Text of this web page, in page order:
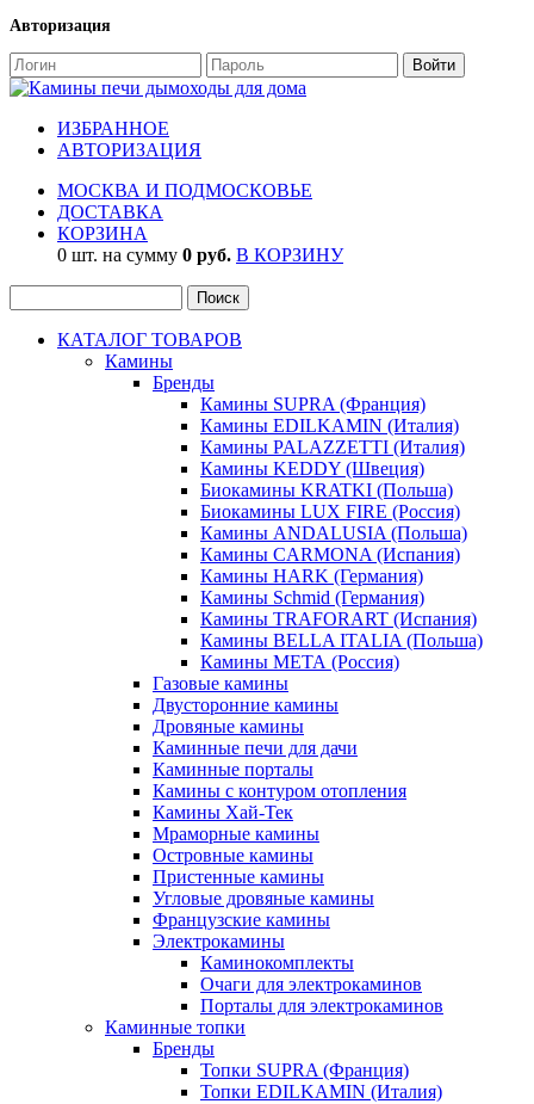
Авторизация
ИЗБРАННОЕ
АВТОРИЗАЦИЯ
МОСКВА И ПОДМОСКОВЬЕ
ДОСТАВКА
КОРЗИНА
0 шт. на сумму 0 руб. В КОРЗИНУ
КАТАЛОГ ТОВАРОВ
Камины
Бренды
Камины SUPRA (Франция)
Камины EDILKAMIN (Италия)
Камины PALAZZETTI (Италия)
Камины KEDDY (Швеция)
Биокамины KRATKI (Польша)
Биокамины LUX FIRE (Россия)
Камины ANDALUSIA (Польша)
Камины CARMONA (Испания)
Камины HARK (Германия)
Камины Schmid (Германия)
Камины TRAFORART (Испания)
Камины BELLA ITALIA (Польша)
Камины МЕТА (Россия)
Газовые камины
Двусторонние камины
Дровяные камины
Каминные печи для дачи
Каминные порталы
Камины с контуром отопления
Камины Хай-Тек
Мраморные камины
Островные камины
Пристенные камины
Угловые дровяные камины
Французские камины
Электрокамины
Каминокомплекты
Очаги для электрокаминов
Порталы для электрокаминов
Каминные топки
Бренды
Топки SUPRA (Франция)
Топки EDILKAMIN (Италия)